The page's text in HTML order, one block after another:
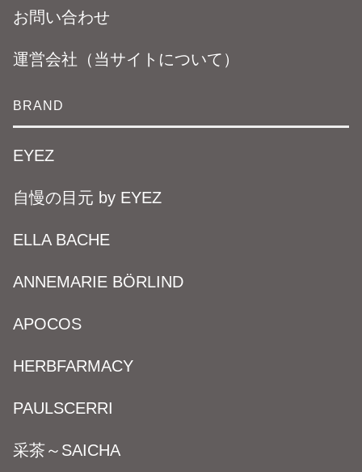
お問い合わせ
運営会社（当サイトについて）
BRAND
EYEZ
自慢の目元 by EYEZ
ELLA BACHE
ANNEMARIE BÖRLIND
APOCOS
HERBFARMACY
PAULSCERRI
采茶～SAICHA